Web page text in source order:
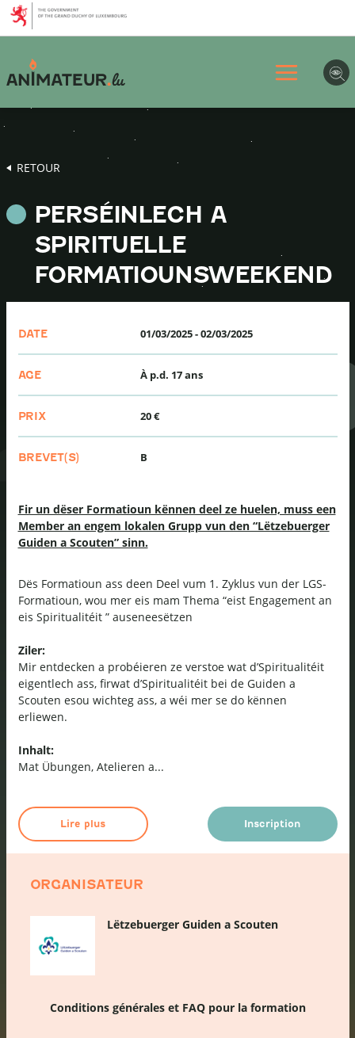
Aller
au
menu
principal
Aller
au
contenu
Aller
au
pied
page
RETOUR
PERSÉINLECH A
SPIRITUELLE
FORMATIOUNSWEEKEND
DATE 01/03/2025-02/03/2025
AGE À p.d. 17 ans
PRIX 20 €
BREVET(S) B
Fir un dëser Formatioun kënnen deel ze huelen, muss een
Member an engem lokalen Grupp vun den “Lëtzebuerger
Guiden a Scouten” sinn.
Dës Formatioun ass deen Deel vum 1. Zyklus vun der LGS-
Formatioun, wou mer eis mam Thema “eist Engagement an
eis Spiritualitéit ” auseneesëtzen
Ziler:
Mir entdecken a probéieren ze verstoe wat d’Spiritualitéit
eigentlech ass, firwat d’Spiritualitéit bei de Guiden a
Scouten esou wichteg ass, a wéi mer se do kënnen
erliewen.
Inhalt:
Mat Übungen, Atelieren a...
Lire plus Inscription
ORGANISATEUR
Lëtzebuerger Guiden a Scouten
Conditions générales et FAQ pour la formation